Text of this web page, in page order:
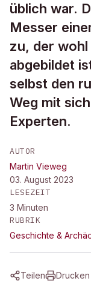
üblich war.
Messer
zu, der
abgebildet
selbst den
Weg mit
Experten.
AUTOR
Martin Vieweg
03. August 2023
LESEZEIT
3 Minuten
RUBRIK
Geschichte &
Teilen Drucken